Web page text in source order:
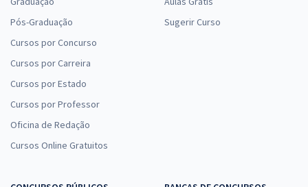
Pós-Graduação
Cursos por Concurso
Cursos por Carreira
Cursos por Estado
Cursos por Professor
Oficina de Redação
Cursos Online Gratuitos
Sugerir Curso